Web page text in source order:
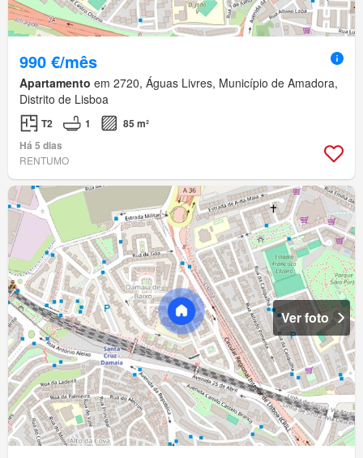
990 €/mês
Apartamento em 2720, Águas Livres, Município de Amadora,
Distrito de Lisboa
T2 1
85 m²
Há 5 dias
RENTUMO
Ver foto